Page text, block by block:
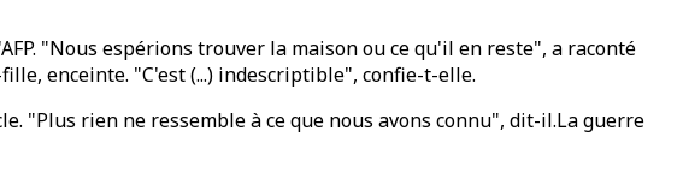
"Nous espérions trouver la maison ou ce qu'il en reste", a raconté
enceinte. "C'est (...) indescriptible", confie-t-elle.
"Plus rien ne ressemble à ce que nous avons connu", dit-il.La guerre